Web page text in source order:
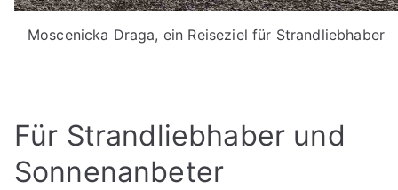
Moscenicka Draga, ein Reiseziel für Strandliebhaber
Für Strandliebhaber und
Sonnenanbeter